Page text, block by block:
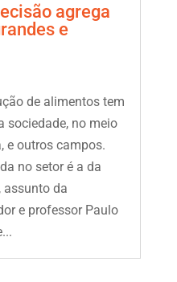
agrega
e
de alimentos tem
sociedade, no meio
e outros campos.
no setor é a da
assunto da
e professor Paulo